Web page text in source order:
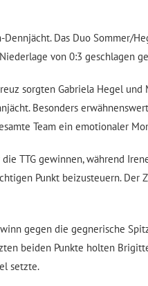
Das Duo Sommer/
von 0:3 geschlagen
sorgten Gabriela Hegel und
Besonders
Team ein emotionaler
TTG gewinnen, während
Punkt beizusteuern. Der
gegen die gegnerische
beiden Punkte holten
setzte.